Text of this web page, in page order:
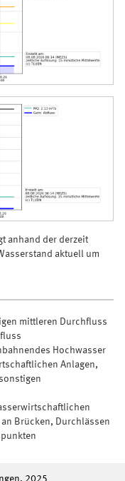
anhand der derzeit
aktuell um
mittleren Durchfluss
Hochwasser
Anlagen,
Brücken, Durchlässen
2025